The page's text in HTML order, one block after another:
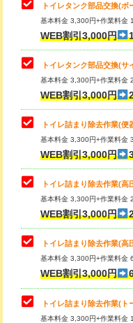
トイレタンク部品交換(ボ
基本料金 3,300円+作業料金
WEB割引3,000円
トイレタンク部品交換(サ
基本料金 3,300円+作業料金
WEB割引3,000円
トイレ詰まり除去作業(便
基本料金 3,300円+作業料金
WEB割引3,000円
トイレ詰まり除去作業(
基本料金 3,300円+作業料金
WEB割引3,000円
トイレ詰まり除去作業(
基本料金 3,300円+作業料金
WEB割引3,000円
トイレ詰まり除去作業(ト
基本料金 3,300円+作業料金